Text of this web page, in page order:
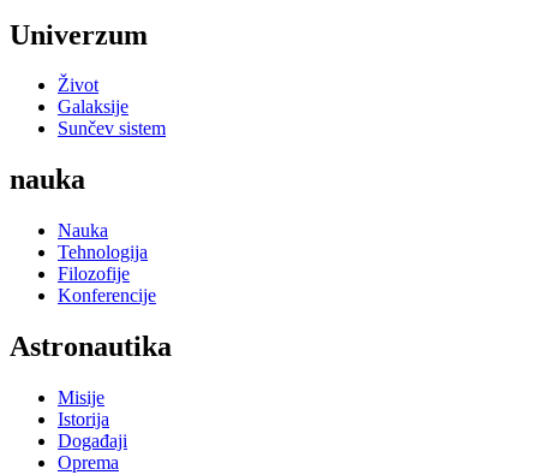
Univerzum
Život
Galaksije
Sunčev sistem
nauka
Nauka
Tehnologija
Filozofije
Konferencije
Astronautika
Misije
Istorija
Događaji
Oprema